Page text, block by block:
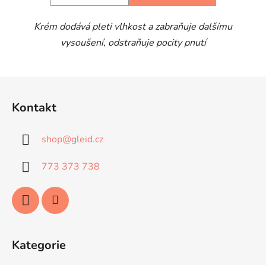
Krém dodává pleti vlhkost a zabraňuje dalšímu
vysoušení, odstraňuje pocity pnutí
Kontakt
shop@gleid.cz
773 373 738
Kategorie